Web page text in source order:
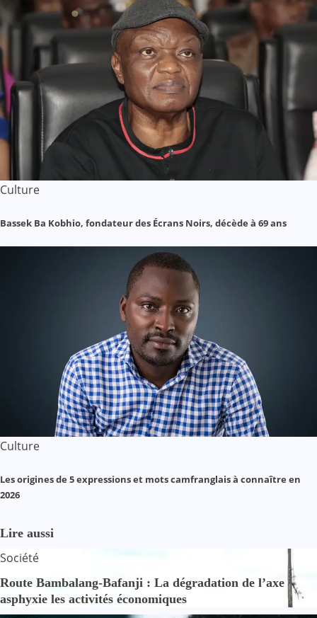
Culture
Bassek Ba Kobhio, fondateur des Écrans Noirs, décède à 69 ans
Culture
Les origines de 5 expressions et mots camfranglais à connaître en
2026
Lire aussi
Société
Route Bambalang-Bafanji : La dégradation de l’axe
asphyxie les activités économiques